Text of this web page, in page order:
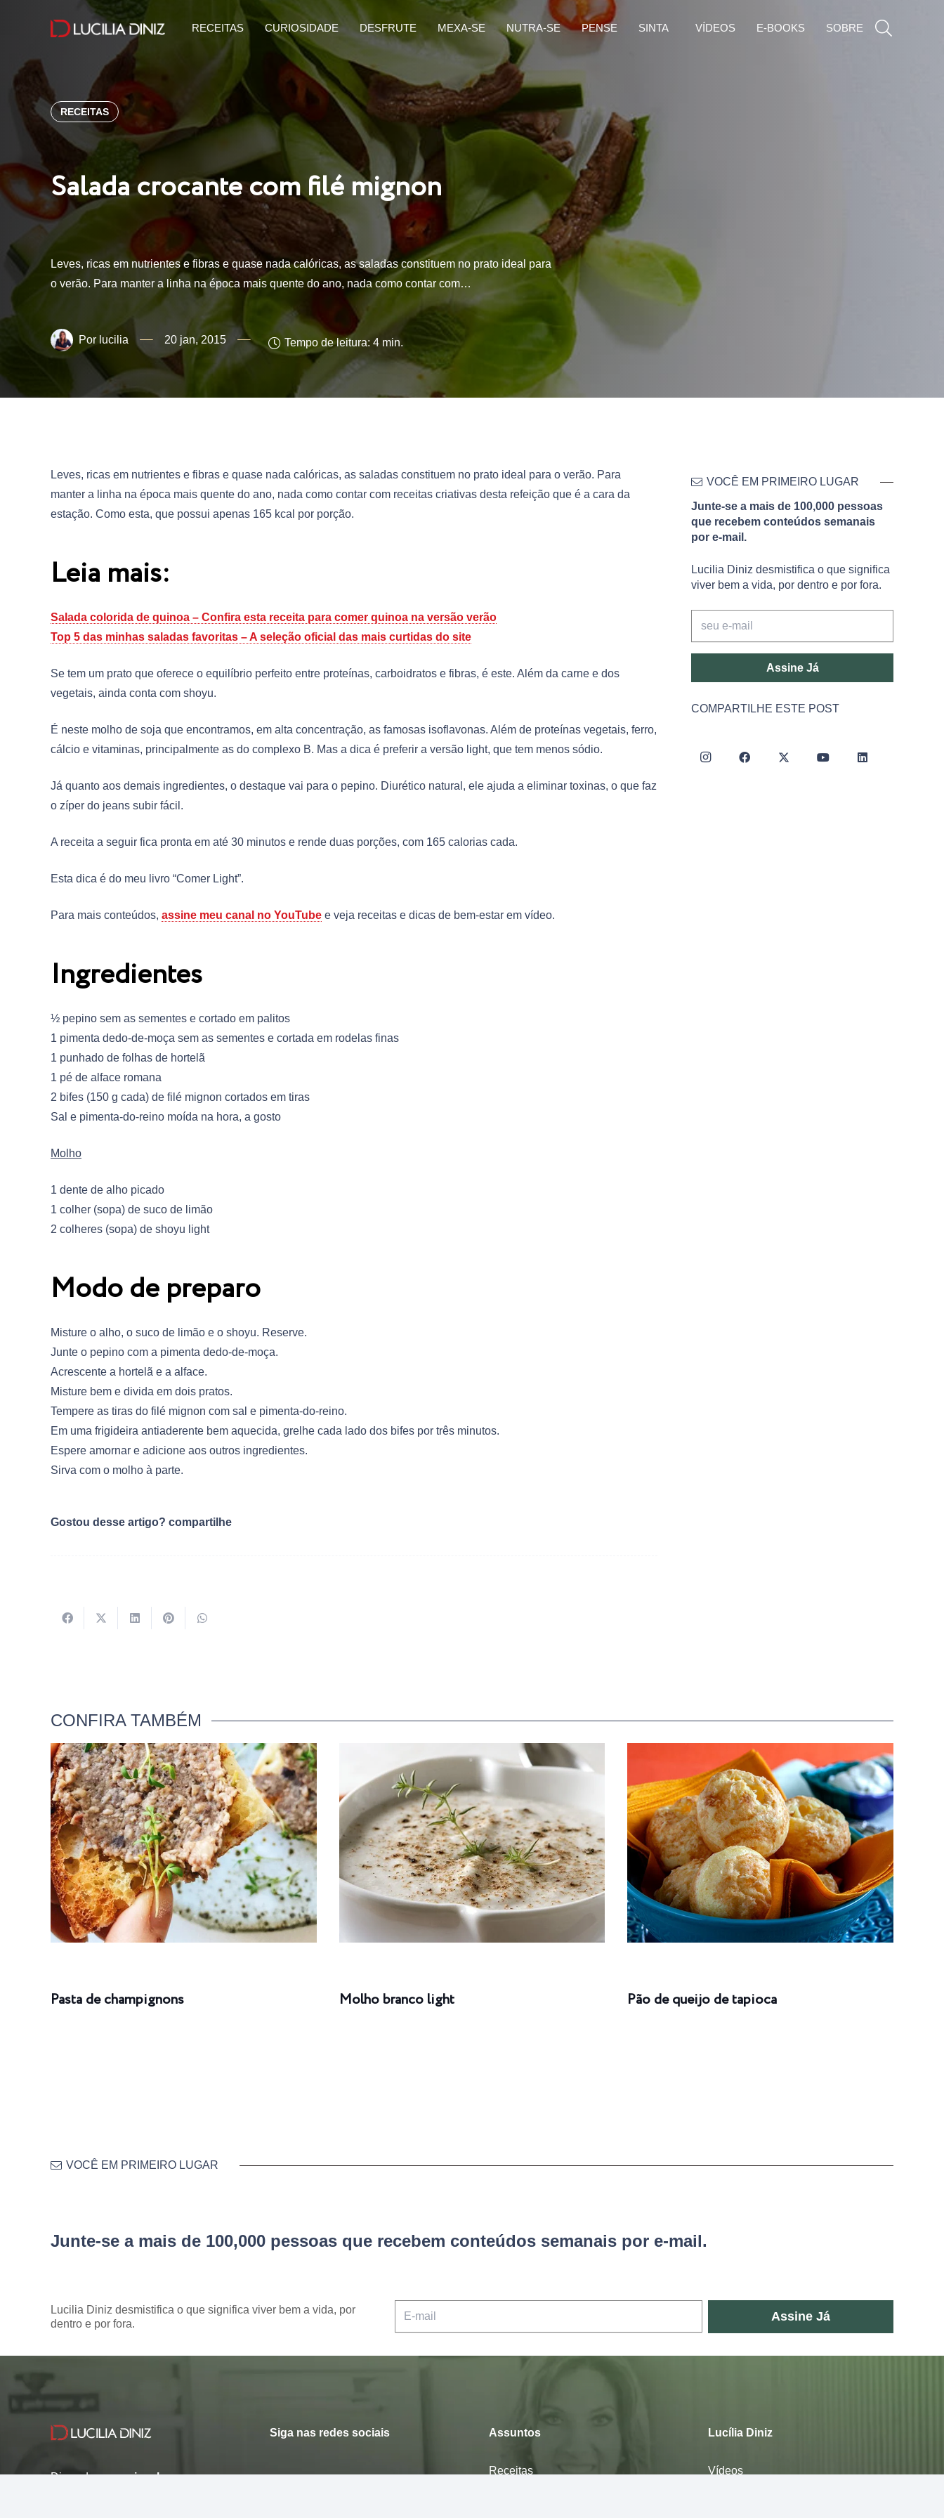
RECEITAS CURIOSIDADE DESFRUTE MEXA-SE NUTRA-SE PENSE SINTA VÍDEOS E-BOOKS SOBRE
RECEITAS
Salada crocante com filé mignon
Leves, ricas em nutrientes e fibras e quase nada calóricas, as saladas constituem no prato ideal para
o verão. Para manter a linha na época mais quente do ano, nada como contar com…
lucilia 20 jan, 2015 Tempo de leitura: 4 min.
Leves, ricas em nutrientes e fibras e quase nada calóricas, as saladas constituem no prato ideal para o verão. Para
manter a linha na época mais quente do ano, nada como contar com receitas criativas desta refeição que é a cara da
estação. Como esta, que possui apenas 165 kcal por porção.
Leia mais:
Salada colorida de quinoa – Confira esta receita para comer quinoa na versão verão
Top 5 das minhas saladas favoritas – A seleção oficial das mais curtidas do site
Se tem um prato que oferece o equilíbrio perfeito entre proteínas, carboidratos e fibras, é este. Além da carne e dos
vegetais, ainda conta com shoyu.
É neste molho de soja que encontramos, em alta concentração, as famosas isoflavonas. Além de proteínas vegetais, ferro,
cálcio e vitaminas, principalmente as do complexo B. Mas a dica é preferir a versão light, que tem menos sódio.
Já quanto aos demais ingredientes, o destaque vai para o pepino. Diurético natural, ele ajuda a eliminar toxinas, o que faz
o zíper do jeans subir fácil.
A receita a seguir fica pronta em até 30 minutos e rende duas porções, com 165 calorias cada.
Esta dica é do meu livro “Comer Light”.
Para mais conteúdos, assine meu canal no YouTube e veja receitas e dicas de bem-estar em vídeo.
Ingredientes
½ pepino sem as sementes e cortado em palitos
1 pimenta dedo-de-moça sem as sementes e cortada em rodelas finas
1 punhado de folhas de hortelã
1 pé de alface romana
2 bifes (150 g cada) de filé mignon cortados em tiras
Sal e pimenta-do-reino moída na hora, a gosto
Molho
1 dente de alho picado
1 colher (sopa) de suco de limão
2 colheres (sopa) de shoyu light
Modo de preparo
Misture o alho, o suco de limão e o shoyu. Reserve.
Junte o pepino com a pimenta dedo-de-moça.
Acrescente a hortelã e a alface.
Misture bem e divida em dois pratos.
Tempere as tiras do filé mignon com sal e pimenta-do-reino.
Em uma frigideira antiaderente bem aquecida, grelhe cada lado dos bifes por três minutos.
Espere amornar e adicione aos outros ingredientes.
Sirva com o molho à parte.
Gostou desse artigo? compartilhe
VOCÊ EM PRIMEIRO LUGAR
Junte-se a mais de 100,000 pessoas
que recebem conteúdos semanais
por e-mail.
Lucilia Diniz desmistifica o que significa
viver bem a vida, por dentro e por fora.
Assine Já
COMPARTILHE ESTE POST
CONFIRA TAMBÉM
Pasta de champignons Molho branco light Pão de queijo de tapioca
VOCÊ EM PRIMEIRO LUGAR
Junte-se a mais de 100,000 pessoas que recebem conteúdos semanais por e-mail.
Lucilia Diniz desmistifica o que significa viver bem a vida, por
dentro e por fora.
Assine Já
Dicas de comoviver bem.
Siga nas redes sociais Assuntos
Receitas
Lucília Diniz
Vídeos